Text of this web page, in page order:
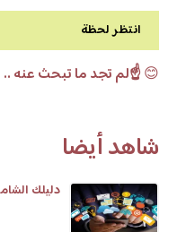
انتظر لحظة
😊☝️لم تجد ما تبحث عنه
شاهد أيضا
دليلك